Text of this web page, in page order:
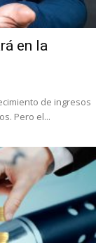
en la
de ingresos
Pero el...